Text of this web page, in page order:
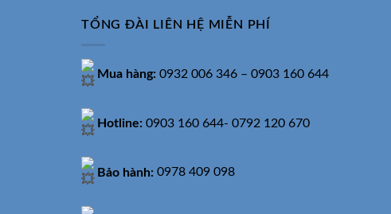
TỔNG ĐÀI LIÊN HỆ MIỄN PHÍ
Mua hàng: 0932 006 346 – 0903 160 644
Hotline: 0903 160 644- 0792 120 670
Bảo hành: 0978 409 098